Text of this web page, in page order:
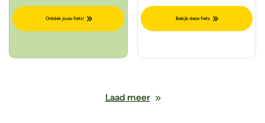
Ontdek jouw fiets! Bekijk deze fiets
Laad meer